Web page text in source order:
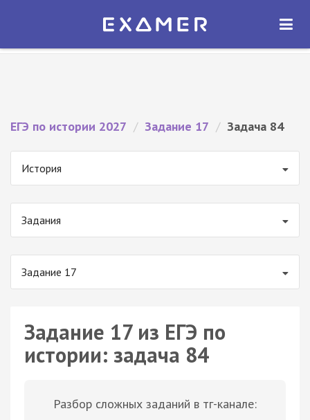
Экзамер — ЕГЭ 2027
ОТКРЫТЬ
ЕГЭ по истории 2027 / Задание 17 / Задача 84
История
Задания
Задание 17
Задание 17 из ЕГЭ по
истории: задача 84
Разбор сложных заданий в тг-канале: